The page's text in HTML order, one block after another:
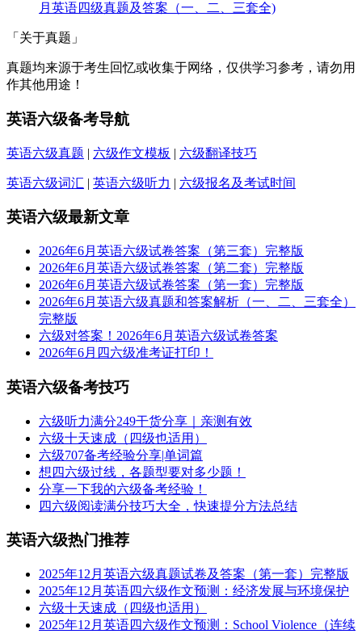
月英语四级真题及答案（一、二、三套全)
「关于真题」
真题均来源于考生回忆或收集于网络，仅供学习参考，请勿用
作其他用途！
英语六级备考导航
英语六级真题 | 六级作文模板 | 六级翻译技巧
英语六级词汇 | 英语六级听力 | 六级报名及考试时间
英语六级最新文章
2026年6月英语六级试卷答案（第三套）完整版
2026年6月英语六级试卷答案（第二套）完整版
2026年6月英语六级试卷答案（第一套）完整版
2026年6月英语六级真题和答案解析（一、二、三套全）
完整版
六级对答案！2026年6月英语六级试卷答案
2026年6月四六级准考证打印！
英语六级备考技巧
六级听力满分249干货分享｜亲测有效
六级十天速成（四级也适用）
六级707备考经验分享|单词篇
想四六级过线，各题型要对多少题！
分享一下我的六级备考经验！
四六级阅读满分技巧大全，快速提分方法总结
英语六级热门推荐
2025年12月英语六级真题试卷及答案（第一套）完整版
2025年12月英语四六级作文预测：经济发展与环境保护
六级十天速成（四级也适用）
2025年12月英语四六级作文预测：School Violence（连续